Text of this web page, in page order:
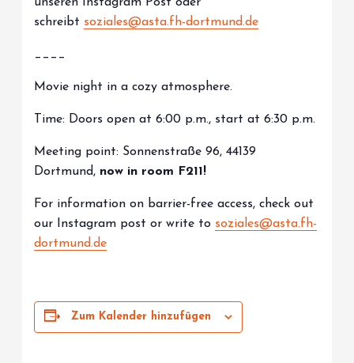
schreibt soziales@asta.fh-dortmund.de
____
Movie night in a cozy atmosphere.
Time: Doors open at 6:00 p.m., start at 6:30 p.m.
Meeting point: Sonnenstraße 96, 44139
Dortmund, now in room F211!
For information on barrier-free access, check out
our Instagram post or write to soziales@asta.fh-
dortmund.de
Zum Kalender hinzufügen